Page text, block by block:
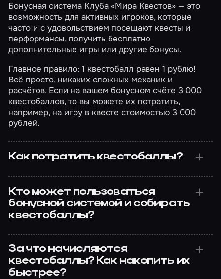
Бонусная система Клуба «Мира Квестов» — это
возможность для активных игроков, которые
часто и с удовольствием посещают квесты и
перформансы, получить бесплатно
дополнительные игры или другие бонусы.
Главное правило: 1 квестобалл равен 1 рублю!
Всё просто, никаких сложных механик и
расчётов. Если на вашем бонусном счёте 3 000
квестобаллов, то вы можете их потратить,
например, на игру в квесте стоимостью 3 000
рублей.
Как потратить квестобаллы?
Кто может пользоваться
бонусной системой и собирать
квестобаллы?
За что начисляются
квестобаллы? Как накопить их
быстрее?